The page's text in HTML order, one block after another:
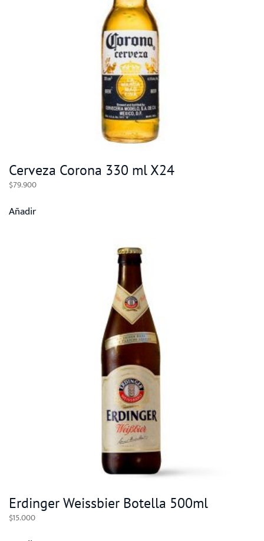
Cerveza Corona 330 ml X24
$79.900
Añadir
Erdinger Weissbier Botella 500ml
$15.000